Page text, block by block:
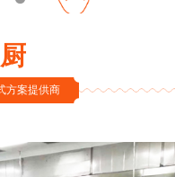
方案提供商